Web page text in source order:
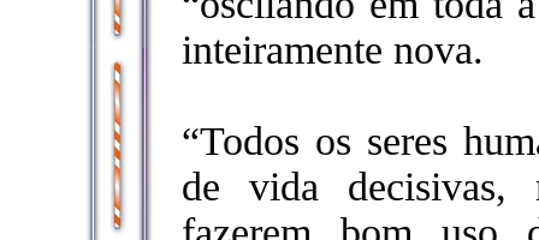
inteiramente nova.
“Todos os seres
de vida decisivas,